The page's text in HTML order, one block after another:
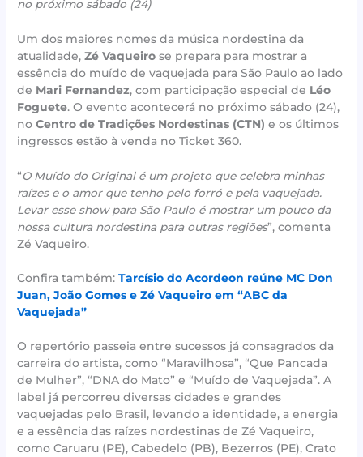
no próximo sábado (24)
Um dos maiores nomes da música nordestina da
atualidade,Zé Vaqueirose prepara para mostrar a
essência do muído de vaquejada para São Paulo ao lado
de Mari Fernandez, com participação especial de Léo
Foguete. O evento acontecerá no próximo sábado (24),
noCentro de Tradições Nordestinas (CTN)e os últimos
ingressos estão à venda no Ticket 360.
“O Muído do Original é um projeto que celebra minhas
raízes e o amor que tenho pelo forró e pela vaquejada.
Levar esse show para São Paulo é mostrar um pouco da
nossa cultura nordestina para outras regiões”, comenta
Zé Vaqueiro.
Confira também:Tarcísio do Acordeon reúne MC Don
Juan, João Gomes e Zé Vaqueiro em “ABC da
Vaquejada”
O repertório passeia entre sucessos já consagrados da
carreira do artista, como “Maravilhosa”, “Que Pancada
de Mulher”, “DNA do Mato” e “Muído de Vaquejada”. A
label já percorreu diversas cidades e grandes
vaquejadas pelo Brasil, levando a identidade, a energia
e a essência das raízes nordestinas de Zé Vaqueiro,
como Caruaru (PE), Cabedelo (PB), Bezerros (PE), Crato